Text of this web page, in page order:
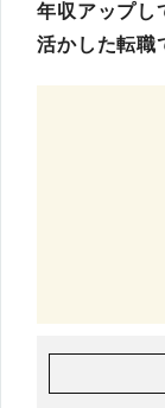
年収アップし
活かした転職